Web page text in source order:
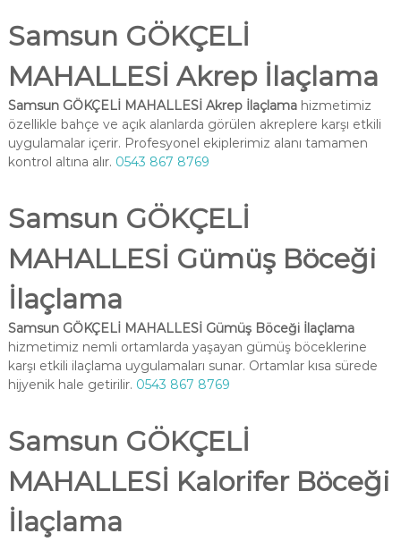
Samsun GÖKÇELİ
MAHALLESİ Akrep İlaçlama
Samsun GÖKÇELİ MAHALLESİ Akrep İlaçlamahizmetimiz
özellikle bahçe ve açık alanlarda görülen akreplere karşı etkili
uygulamalar içerir. Profesyonel ekiplerimiz alanı tamamen
kontrol altına alır. 0543 867 8769
Samsun GÖKÇELİ
MAHALLESİ Gümüş Böceği
İlaçlama
Samsun GÖKÇELİ MAHALLESİ Gümüş Böceği İlaçlama
hizmetimiz nemli ortamlarda yaşayan gümüş böceklerine
karşı etkili ilaçlama uygulamaları sunar. Ortamlar kısa sürede
hijyenik hale getirilir. 0543 867 8769
Samsun GÖKÇELİ
MAHALLESİ Kalorifer Böceği
İlaçlama